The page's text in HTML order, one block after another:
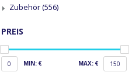
Zubehör(556)
PREIS
0 MIN: € MAX: € 150